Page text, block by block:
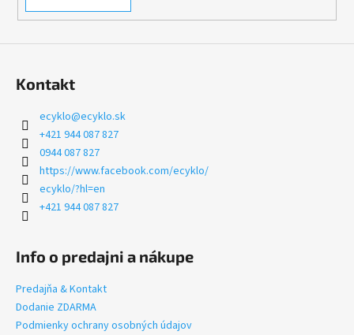
Kontakt
ecyklo@ecyklo.sk
+421 944 087 827
0944 087 827
https://www.facebook.com/ecyklo/
ecyklo/?hl=en
+421 944 087 827
Info o predajni a nákupe
Predajňa & Kontakt
Dodanie ZDARMA
Podmienky ochrany osobných údajov